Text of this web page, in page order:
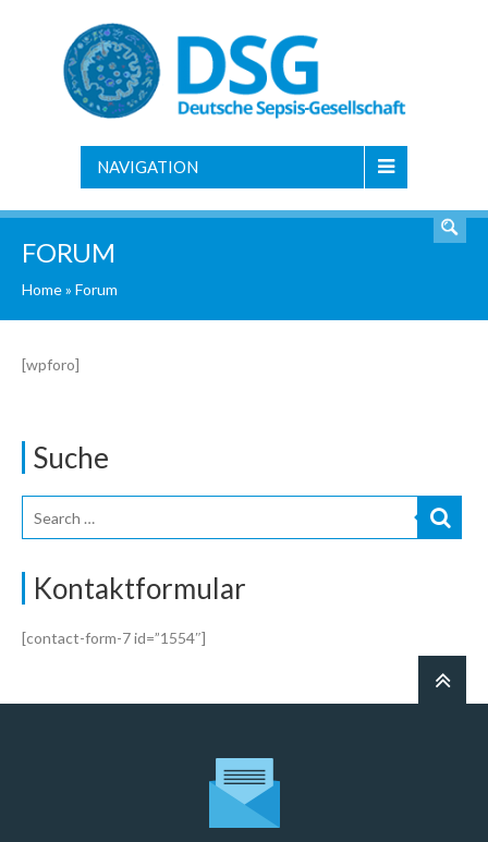
NAVIGATION
FORUM
Home» Forum
Suche
Kontaktformular
[contact-form-7 id=”1554″]
[wpforo]